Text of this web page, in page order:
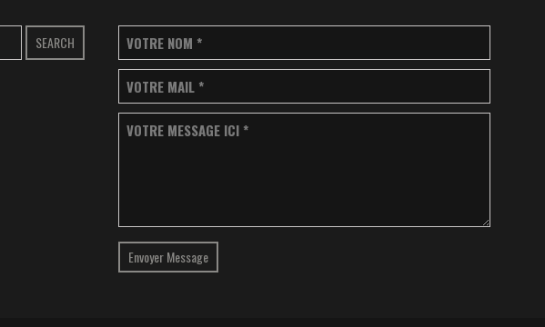
SEARCH VOTRE NOM *
VOTRE MAIL *
VOTRE MESSAGE ICI *
Envoyer Message